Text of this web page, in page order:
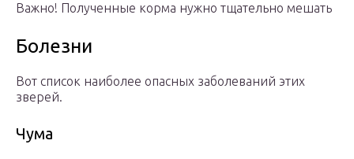
Важно! Полученные корма нужно тщательно мешать
Болезни
Вот список наиболее опасных заболеваний этих
зверей.
Чума